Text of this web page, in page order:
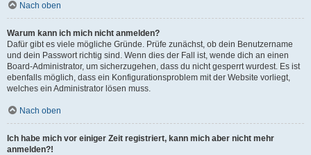
Nach oben
Warum kann ich mich nicht anmelden?
Dafür gibt es viele mögliche Gründe. Prüfe zunächst, ob dein Benutzername
und dein Passwort richtig sind. Wenn dies der Fall ist, wende dich an einen
Board-Administrator, um sicherzugehen, dass du nicht gesperrt wurdest. Es ist
ebenfalls möglich, dass ein Konfigurationsproblem mit der Website vorliegt,
welches ein Administrator lösen muss.
Nach oben
Ich habe mich vor einiger Zeit registriert, kann mich aber nicht mehr
anmelden?!